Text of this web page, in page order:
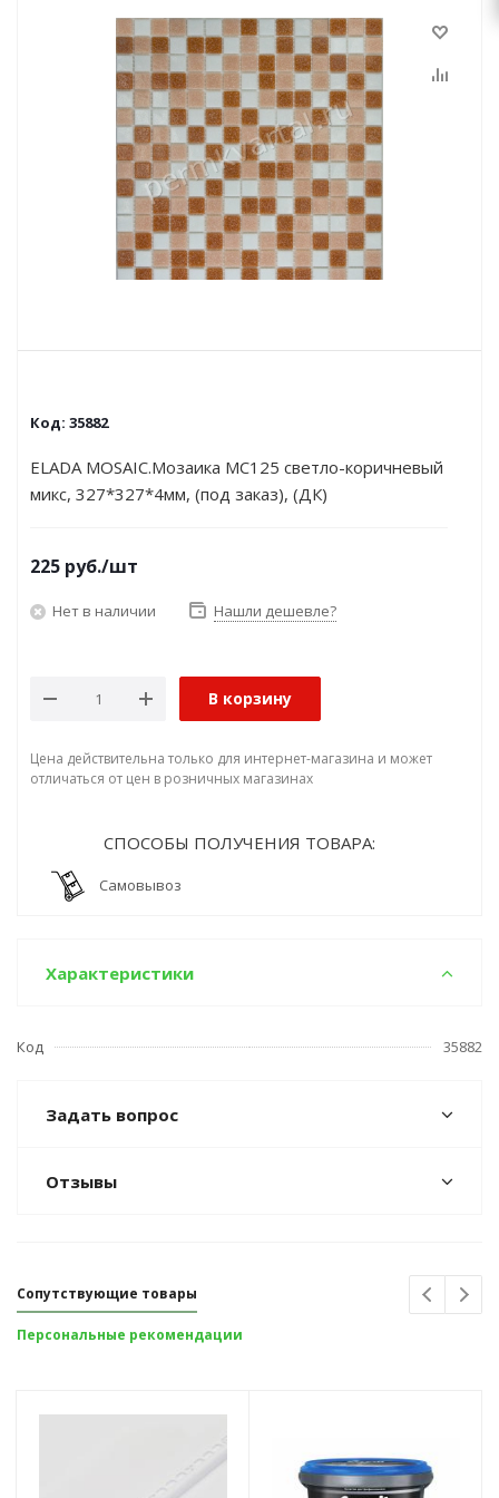
Код: 35882
ELADA MOSAIC.Мозаика MC125 светло-коричневый
микс, 327*327*4мм, (под заказ), (ДК)
225 руб./шт
Нет в наличии Нашли дешевле?
В корзину
Цена действительна только для интернет-магазина и может
отличаться от цен в розничных магазинах
СПОСОБЫ ПОЛУЧЕНИЯ ТОВАРА:
Самовывоз
Характеристики
Код 35882
Задать вопрос
Отзывы
Сопутствующие товары
Персональные рекомендации